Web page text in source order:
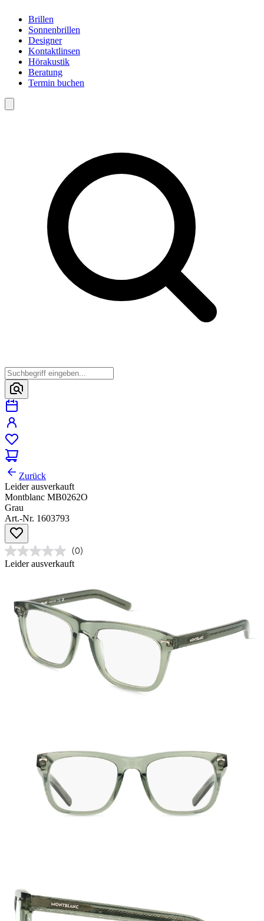
Brillen
Sonnenbrillen
Designer
Kontaktlinsen
Hörakustik
Beratung
Termin buchen
Zurück
Leider ausverkauft
Montblanc MB0262O
Grau
Art.-Nr. 1603793
(0)
Leider ausverkauft